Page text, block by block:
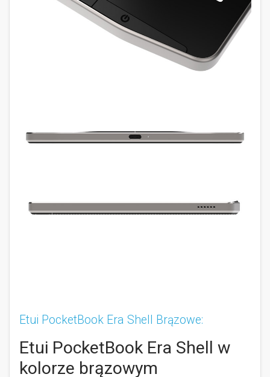
Etui PocketBook Era Shell Brązowe:
Etui PocketBook Era Shell w
kolorze brązowym